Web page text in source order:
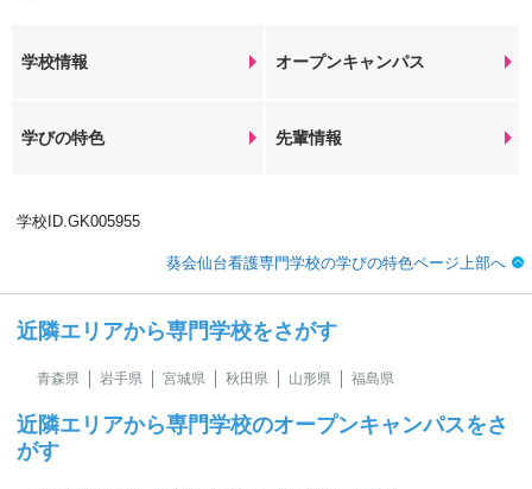
学校情報 オープンキャンパス
学びの特色 先輩情報
学校ID.GK005955
葵会仙台看護専門学校の学びの特色ページ上部へ
近隣エリアから専門学校をさがす
青森県 岩手県 宮城県 秋田県 山形県 福島県
近隣エリアから専門学校のオープンキャンパスをさ
がす